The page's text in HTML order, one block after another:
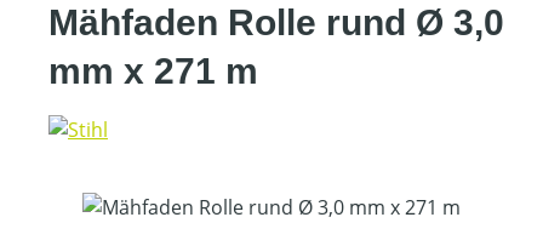
Mähfaden Rolle rund Ø 3,0
mm x 271 m
Bildergalerie überspringen